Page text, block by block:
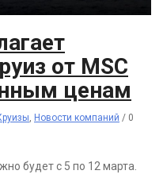
от MSC
ценам
, Новости компаний / 0
будет с 5 по 12 марта.